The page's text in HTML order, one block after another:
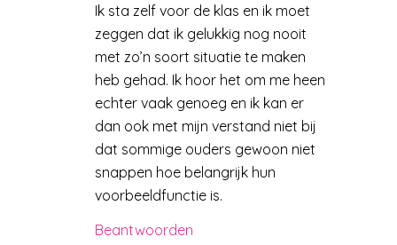
Ik sta zelf voor de klas en ik moet
zeggen dat ik gelukkig nog nooit
met zo’n soort situatie te maken
heb gehad. Ik hoor het om me heen
echter vaak genoeg en ik kan er
dan ook met mijn verstand niet bij
dat sommige ouders gewoon niet
snappen hoe belangrijk hun
voorbeeldfunctie is.
Beantwoorden